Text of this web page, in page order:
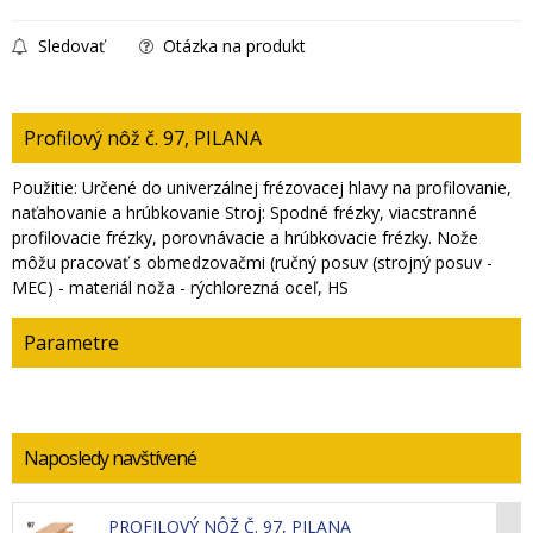
Sledovať Otázka na produkt
Profilový nôž č. 97, PILANA
Použitie: Určené do univerzálnej frézovacej hlavy na profilovanie,
naťahovanie a hrúbkovanie Stroj: Spodné frézky, viacstranné
profilovacie frézky, porovnávacie a hrúbkovacie frézky. Nože
môžu pracovať s obmedzovačmi (ručný posuv (strojný posuv -
MEC) - materiál noža - rýchlorezná oceľ, HS
Parametre
Naposledy navštívené
PROFILOVÝ NÔŽ Č. 97, PILANA